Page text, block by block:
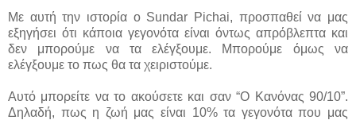
Με αυτή την ιστορία ο Sundar Pichai, προσπαθεί να μας
εξηγήσει ότι κάποια γεγονότα είναι όντως απρόβλεπτα και
δεν μπορούμε να τα ελέγξουμε. Μπορούμε όμως να
ελέγξουμε το πως θα τα χειριστούμε.
Αυτό μπορείτε να το ακούσετε και σαν “Ο Κανόνας 90/10”.
Δηλαδή, πως η ζωή μας είναι 10% τα γεγονότα που μας